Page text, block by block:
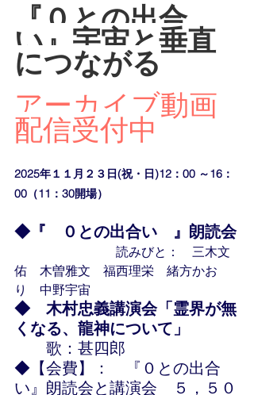
『０との出合
い』宇宙と垂直
につながる
アーカイブ動画
配信受付中
2025年１１月２３日(祝・日)12：00 ～16：
00（11：30開場）
◆『　０との出合い　』朗読会
読みびと：　三木文
佑　木曽雅文　福西理栄　緒方かお
り　中野宇宙
◆　木村忠義講演会「霊界が無
くなる、龍神について」
歌：甚四郎
◆【会費】：　『０との出合
い』朗読会と講演会　５，５０